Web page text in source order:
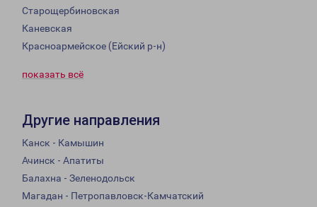
Старощербиновская
Каневская
Красноармейское (Ейский р-н)
показать всё
Другие направления
Канск - Камышин
Ачинск - Апатиты
Балахна - Зеленодольск
Магадан - Петропавловск-Камчатский